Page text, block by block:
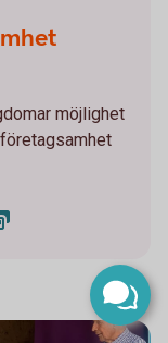
möjlighet